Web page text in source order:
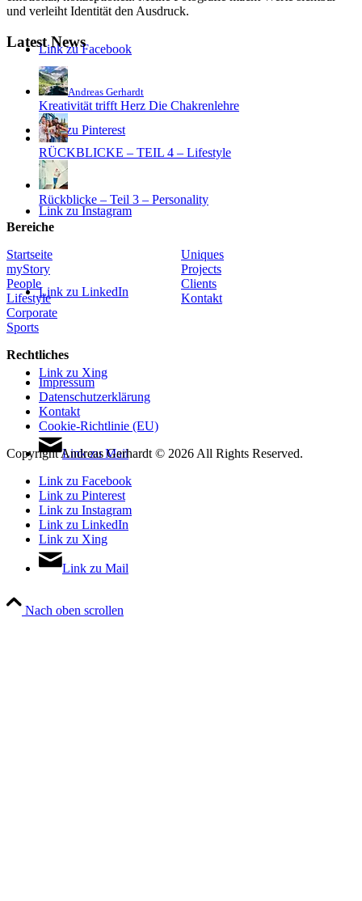
Link zu Facebook
Link zu Pinterest
Link zu Instagram
Link zu LinkedIn
Link zu Xing
Link zu Mail
und verleiht Identität den Ausdruck.
Latest News
Andreas Gerhardt
Kreativität trifft Herz Die Chakrenlehre
RÜCKBLICKE – TEIL 4 – Lifestyle
Rückblicke – Teil 3 – Personality
Bereiche
Startseite
myStory
People
Lifestyle
Corporate
Sports
Uniques
Projects
Clients
Kontakt
Rechtliches
Impressum
Datenschutzerklärung
Kontakt
Cookie-Richtlinie (EU)
Copyright Andreas Gerhardt © 2026 All Rights Reserved.
Link zu Facebook
Link zu Pinterest
Link zu Instagram
Link zu LinkedIn
Link zu Xing
Link zu Mail
Nach oben scrollen